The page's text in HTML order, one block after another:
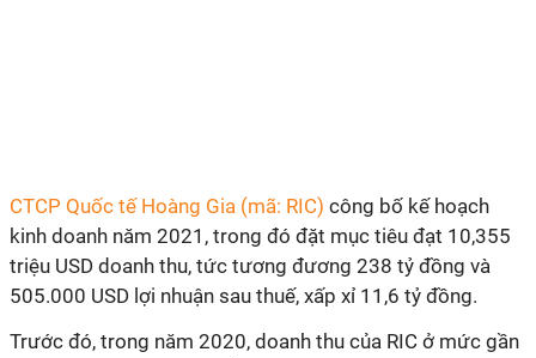
CTCP Quốc tế Hoàng Gia (mã: RIC) công bố kế hoạch
kinh doanh năm 2021, trong đó đặt mục tiêu đạt 10,355
triệu USD doanh thu, tức tương đương 238 tỷ đồng và
505.000 USD lợi nhuận sau thuế, xấp xỉ 11,6 tỷ đồng.
Trước đó, trong năm 2020, doanh thu của RIC ở mức gần